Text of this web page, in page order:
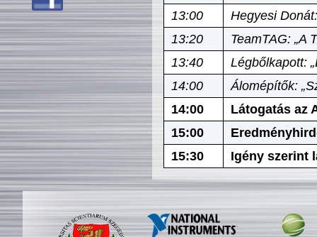
13:00
Hegyesi
13:20
TeamTAG: „A
13:40
Légbőlkapott:
14:00
Álomépítők:
14:00
Látogatás az
15:00
15:30
Igény szerint